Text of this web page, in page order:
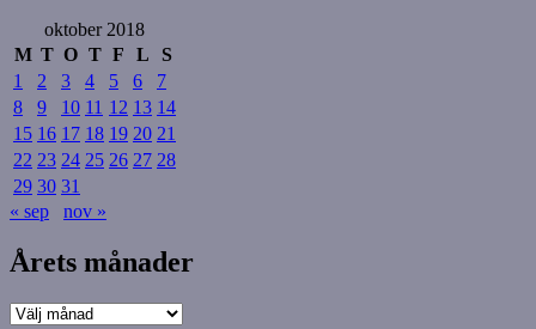
oktober 2018
M T O T F L
S
1
2 3 4 5 6
7
8
9 10 11 12 13 14
15 16 17 18 19 20 21
22 23 24 25 26 27 28
29 30 31
« sep
nov »
Årets månader
Årets